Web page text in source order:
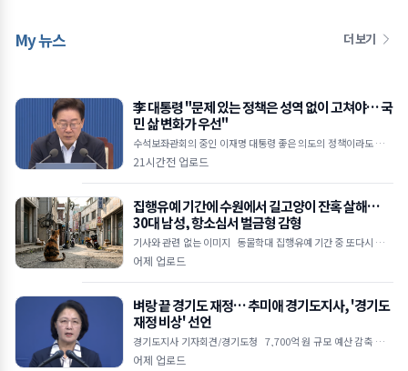
My 뉴스 더 보기
李 대통령 "문제 있는 정책은 성역 없이 고쳐야… 국
민 삶 변화가 우선"
수석보좌관회의 중인 이재명 대통령 좋은 의도의 정책이라도 피해
주면 무용지물 임기 1,400일 남아… 체감 성과 내는 적극 행정 당
21시간전 업로드
집행유예 기간에 수원에서 길고양이 잔혹 살해…
30대 남성, 항소심서 벌금형 감형
기사와 관련 없는 이미지 동물학대 집행유예 기간 중 또다시 고양
이 살해 범행 저질러 1심에서 징역 4개월 실형 선고받았으나 2심서
어제 업로드
벼랑 끝 경기도 재정… 추미애 경기도지사, '경기도
재정 비상' 선언
경기도지사 기자회견/경기도청 7,700억 원 규모 예산 감축 불가
피 지방채 발행 한도 턱밑… 기금 바닥나 업무 경비 축소 및 불요불
어제 업로드